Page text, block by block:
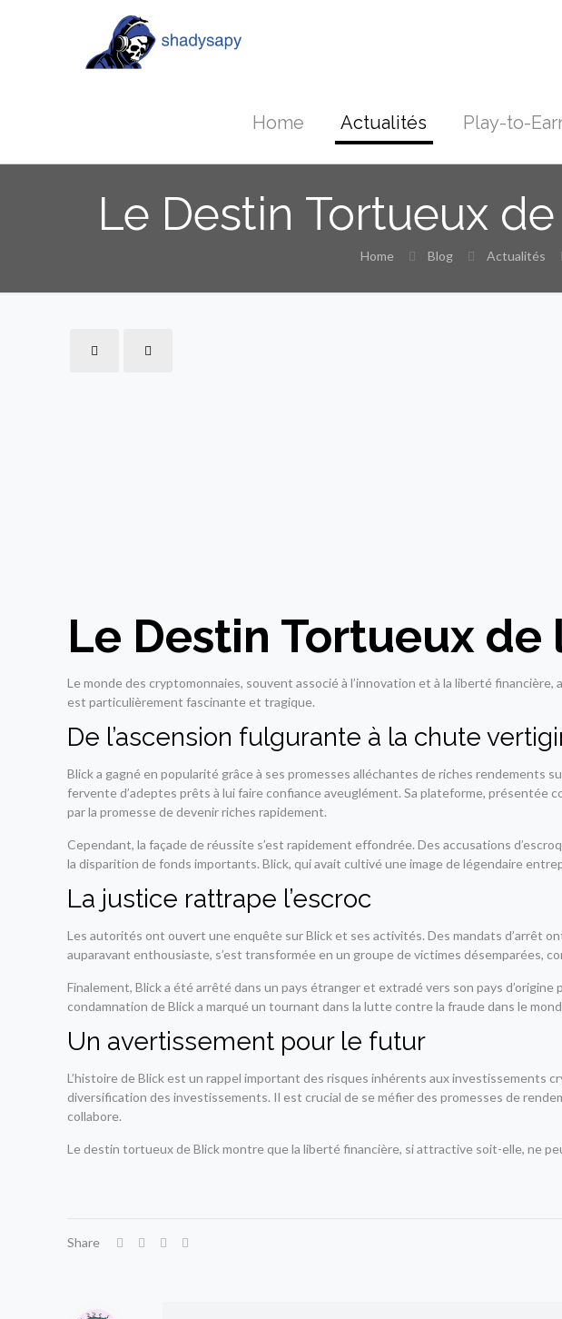
Home Actualités Play-to-
Le Destin Tortueux
Home Blog Actualités
Le Destin Tortueux de
Le monde des cryptomonnaies, souvent associé à l’innovation et à la liberté financière,
est particulièrement fascinante et tragique.
De l’ascension fulgurante à la chute
Blick a gagné en popularité grâce à ses promesses alléchantes de riches
fervente d’adeptes prêts à lui faire confiance aveuglément. Sa plateforme, présentée
par la promesse de devenir riches rapidement.
Cependant, la façade de réussite s’est rapidement effondrée. Des accusations
la disparition de fonds importants. Blick, qui avait cultivé une image de légendaire
La justice rattrape l’escroc
Les autorités ont ouvert une enquête sur Blick et ses activités. Des mandats d’arrêt
auparavant enthousiaste, s’est transformée en un groupe de victimes désemparées,
Finalement, Blick a été arrêté dans un pays étranger et extradé vers son pays
condamnation de Blick a marqué un tournant dans la lutte contre la fraude dans le
Un avertissement pour le futur
L’histoire de Blick est un rappel important des risques inhérents aux investissements
diversification des investissements. Il est crucial de se méfier des promesses de
collabore.
Le destin tortueux de Blick montre que la liberté financière, si attractive soit-elle, ne
Share